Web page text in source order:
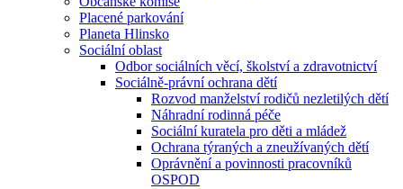
Placené parkování
Planeta Hlinsko
Sociální oblast
Odbor sociálních věcí, školství a zdravotnictví
Sociálně-právní ochrana dětí
Rozvod manželství rodičů nezletilých dětí
Náhradní rodinná péče
Sociální kuratela pro děti a mládež
Ochrana týraných a zneužívaných dětí
Oprávnění a povinnosti pracovníků
OSPOD